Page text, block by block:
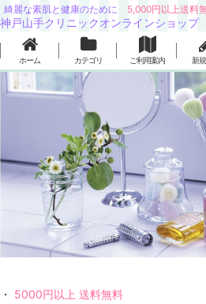
綺麗な素肌と健康のために 5,000円以上送料
神戸山手クリニックオンラインショップ
ホーム カテゴリ ご利用案内 新
・ 5000円以上 送料無料